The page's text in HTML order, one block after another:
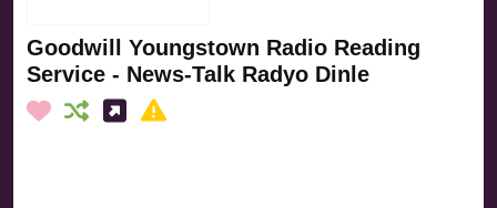
Goodwill Youngstown Radio Reading
Service - News-Talk Radyo Dinle